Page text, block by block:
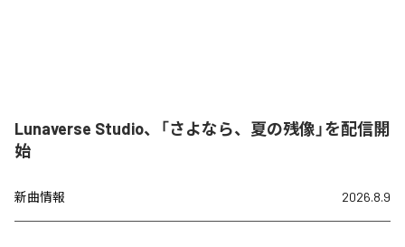
Lunaverse Studio、「さよなら、夏の残像」を配信開
始
新曲情報 2026.8.9